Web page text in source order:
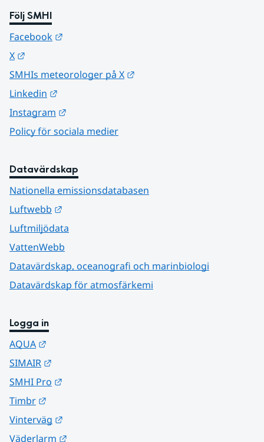
Följ SMHI
Facebook
X
SMHIs meteorologer på X
Linkedin
Instagram
Policy för sociala medier
Datavärdskap
Nationella emissionsdatabasen
Luftwebb
Luftmiljödata
VattenWebb
Datavärdskap, oceanografi och marinbiologi
Datavärdskap för atmosfärkemi
Logga in
AQUA
SIMAIR
SMHI Pro
Timbr
Vinterväg
Väderlarm